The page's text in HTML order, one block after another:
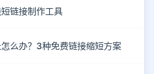
链接制作工具
怎么办？3种免费链接缩短方案